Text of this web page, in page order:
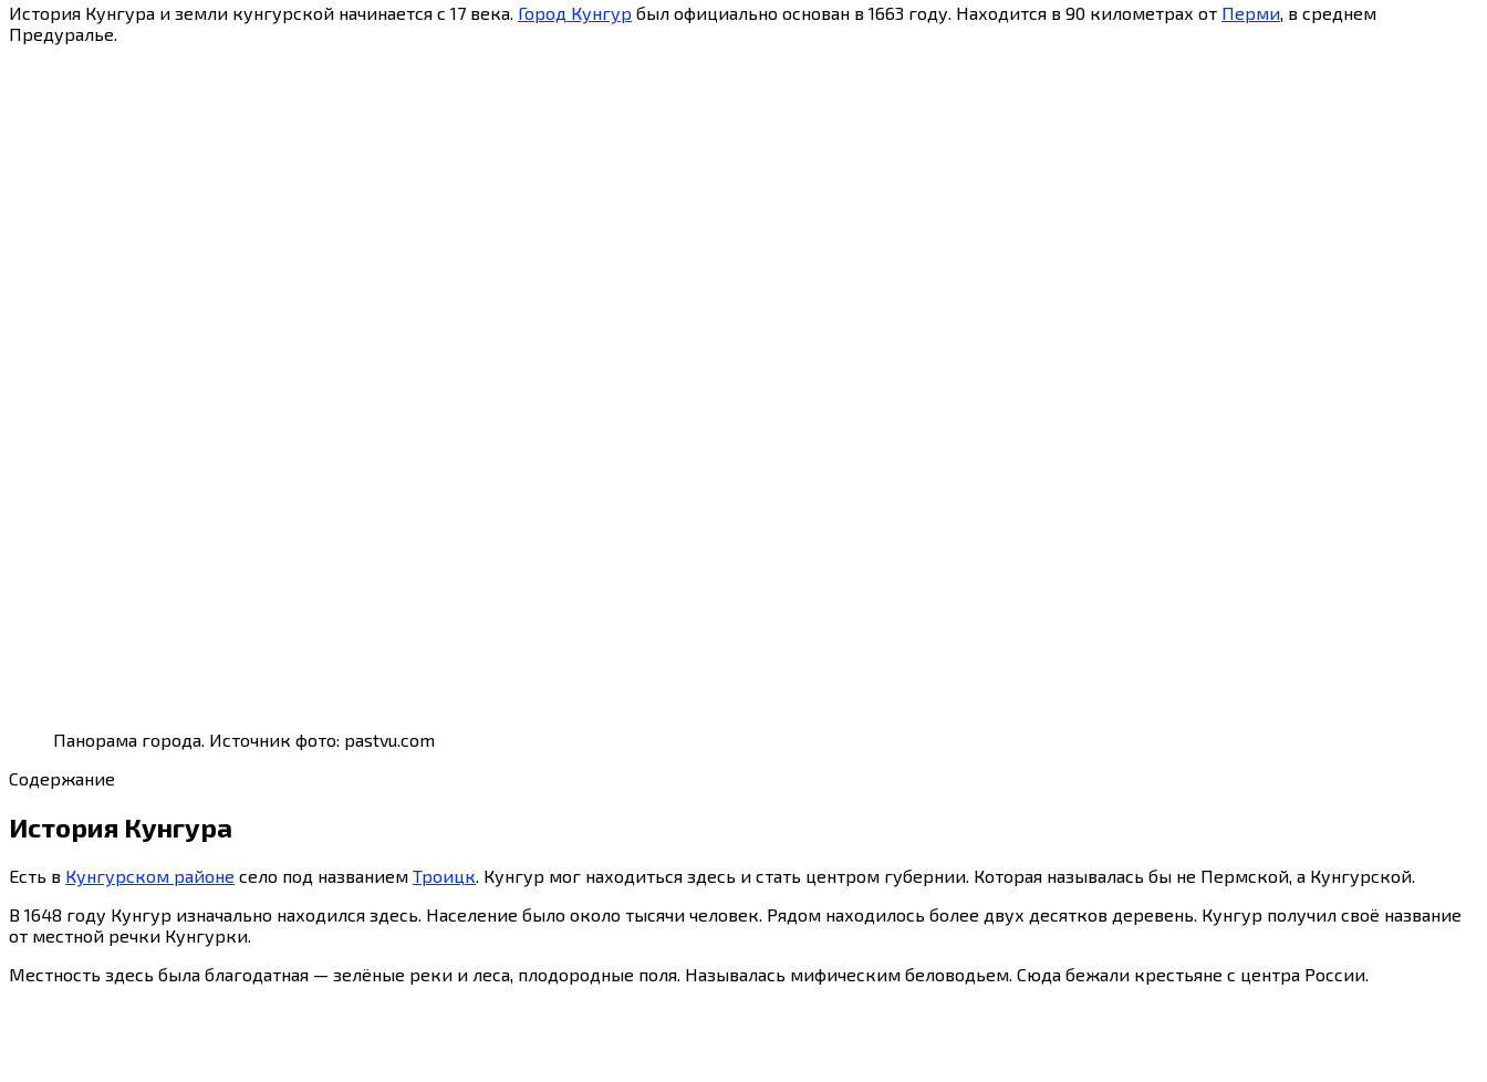
История Кунгура и земли кунгурской начинается с 17 века. Город Кунгур был официально основан в 1663 году. Находится в 90 километрах от Перми, в среднем
Предуралье.
Панорама города. Источник фото: pastvu.com
Содержание
История Кунгура
Есть в Кунгурском районе село под названием Троицк . Кунгур мог находиться здесь и стать центром губернии. Которая называлась бы не Пермской, а Кунгурской.
В 1648 году Кунгур изначально находился здесь. Население было около тысячи человек. Рядом находилось более двух десятков деревень. Кунгур получил своё название
от местной речки Кунгурки.
Местность здесь была благодатная — зелёные реки и леса, плодородные поля. Называлась мифическим беловодьем. Сюда бежали крестьяне с центра России.